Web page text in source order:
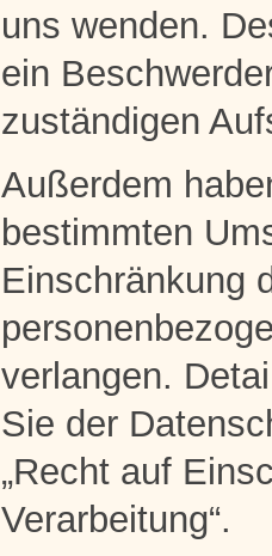
uns wenden.
ein
zuständigen
Außerdem
bestimmten
Einschränkung
verlangen.
Sie der
„Recht auf
Verarbeitung“.